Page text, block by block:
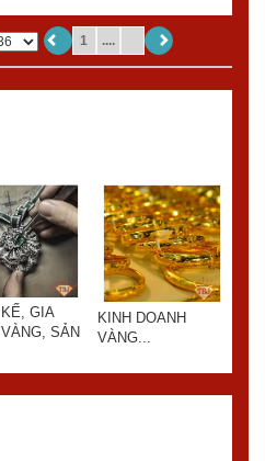
1 ....
GIA
SẢN
KINH DOANH
VÀNG...